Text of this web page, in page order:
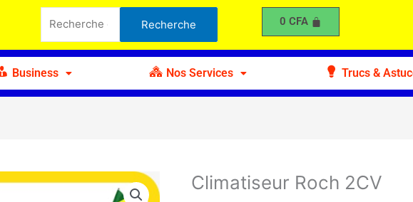
pour :
Recherche 0 CFA
Business Nos Services Trucs &
Climatiseur Roch 2CV
quantité